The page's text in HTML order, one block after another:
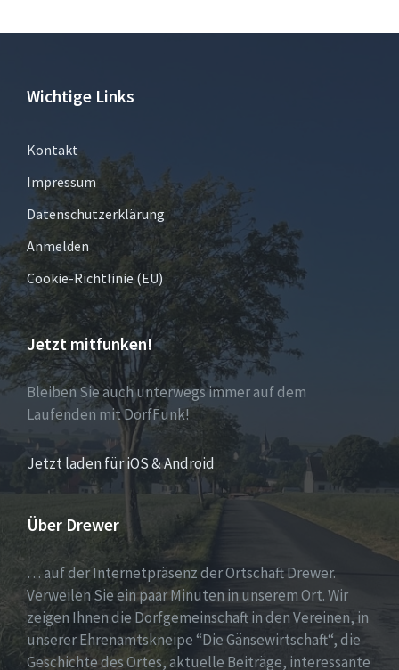
Wichtige Links
Kontakt
Impressum
Datenschutzerklärung
Anmelden
Cookie-Richtlinie (EU)
Jetzt mitfunken!
Bleiben Sie auch unterwegs immer auf dem
Laufenden mit DorfFunk!
Jetzt laden für iOS & Android
Über Drewer
… auf der Internetpräsenz der Ortschaft Drewer.
Verweilen Sie ein paar Minuten in unserem Ort. Wir
zeigen Ihnen die Dorfgemeinschaft in den Vereinen, in
unserer Ehrenamtskneipe “Die Gänsewirtschaft“, die
Geschichte des Ortes, aktuelle Beiträge, interessante